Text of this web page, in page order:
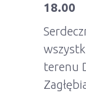
18.00
terenu